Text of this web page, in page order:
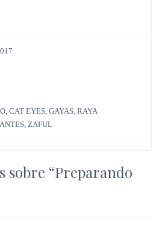
,CAT EYES ,GAYAS ,RAYA
ZAFUL
sobre “Preparando